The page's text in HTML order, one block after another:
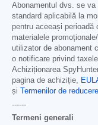
Abonamentul dvs. se va
standard aplicabilă la
pentru aceeași
materialele
utilizator de abonament
o notificare privind
Achiziționarea
pagina de achiziție,
și
Termenilor de reducere
------
Termeni generali